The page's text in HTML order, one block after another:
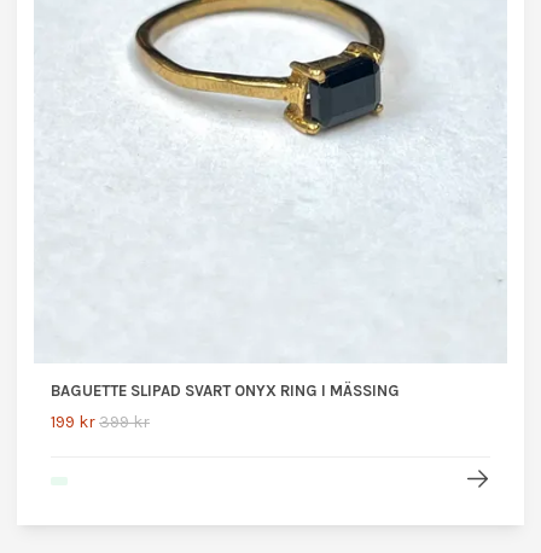
BAGUETTE SLIPAD SVART ONYX RING I MÄSSING
199 kr399 kr